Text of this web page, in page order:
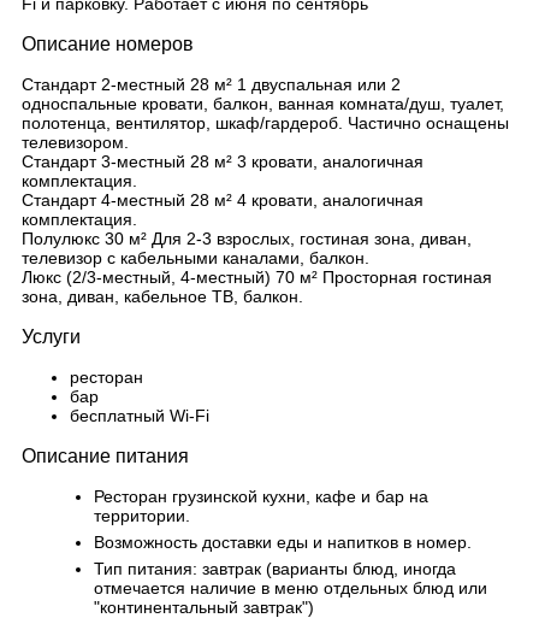
Описание номеров
Стандарт 2-местный 28 м² 1 двуспальная или 2
односпальные кровати, балкон, ванная комната/душ, туалет,
полотенца, вентилятор, шкаф/гардероб. Частично оснащены
телевизором.
Стандарт 3-местный 28 м² 3 кровати, аналогичная
комплектация.
Стандарт 4-местный 28 м² 4 кровати, аналогичная
комплектация.
Полулюкс 30 м² Для 2-3 взрослых, гостиная зона, диван,
телевизор с кабельными каналами, балкон.
Люкс (2/3-местный, 4-местный) 70 м² Просторная гостиная
зона, диван, кабельное ТВ, балкон.
Услуги
ресторан
бар
бесплатный Wi-Fi
Описание питания
Ресторан грузинской кухни, кафе и бар на
территории.
Возможность доставки еды и напитков в номер.
Тип питания: завтрак (варианты блюд, иногда
отмечается наличие в меню отдельных блюд или
"континентальный завтрак")